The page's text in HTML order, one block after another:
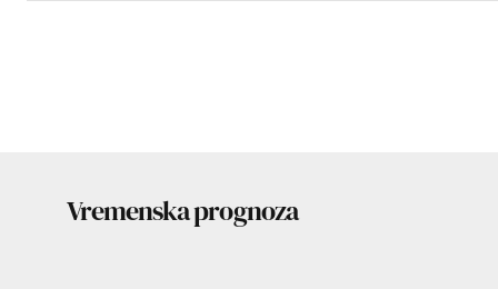
Vremenska prognoza